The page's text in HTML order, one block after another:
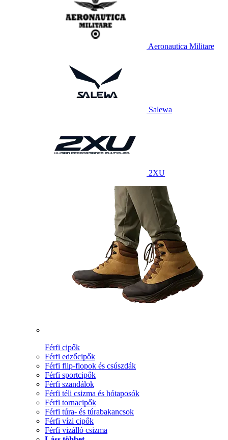
Aeronautica Militare
Salewa
2XU
Férfi cipők
Férfi edzőcipők
Férfi flip-flopok és csúszdák
Férfi sportcipők
Férfi szandálok
Férfi téli csizma és hótaposók
Férfi tornacipők
Férfi túra- és túrabakancsok
Férfi vízi cipők
Férfi vizálló csizma